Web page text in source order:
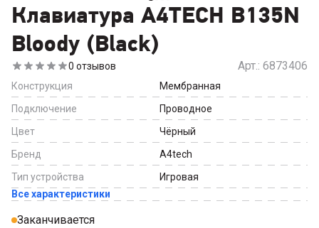
Клавиатура A4TECH B135N
Bloody (Black)
0 отзывов Арт.: 6873406
Конструкция
Мембранная
Подключение
Проводное
Цвет
Чёрный
Бренд
A4tech
Тип устройства
Игровая
Все характеристики
Заканчивается